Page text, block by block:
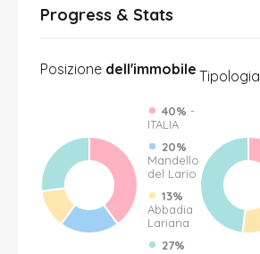
Progress & Stats
Posizione dell'immobile
40% -
ITALIA
20%
Mandello
del Lario
13%
Abbadia
Lariana
27%
Tipologia